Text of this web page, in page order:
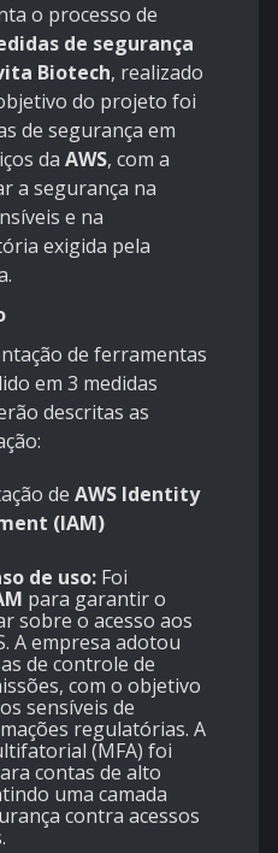
o processo de
de segurança
Biotech, realizado
do projeto foi
de segurança em
da AWS, com a
a segurança na
e na
exigida pela
de ferramentas
em 3 medidas
descritas as
de AWS Identity
(IAM)
de uso: Foi
para garantir o
sobre o acesso aos
A empresa adotou
de controle de
com o objetivo
sensíveis de
regulatórias. A
(MFA) foi
contas de alto
uma camada
contra acessos